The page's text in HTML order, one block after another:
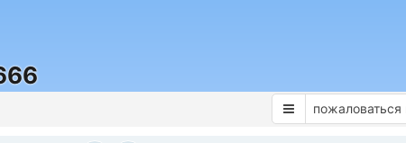
пожаловаться